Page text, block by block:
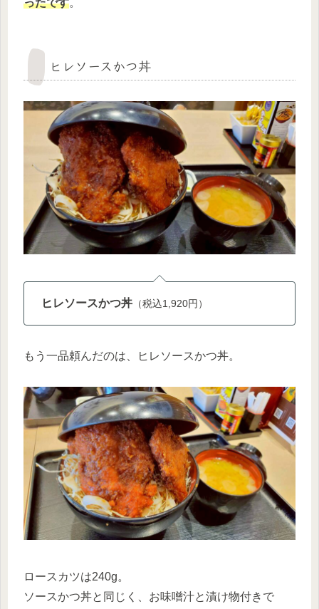
ったです。
ヒレソースかつ丼
ヒレソースかつ丼 （税込1,920円）
もう一品頼んだのは、ヒレソースかつ丼。
ロースカツは240g。
ソースかつ丼と同じく、お味噌汁と漬け物付きで